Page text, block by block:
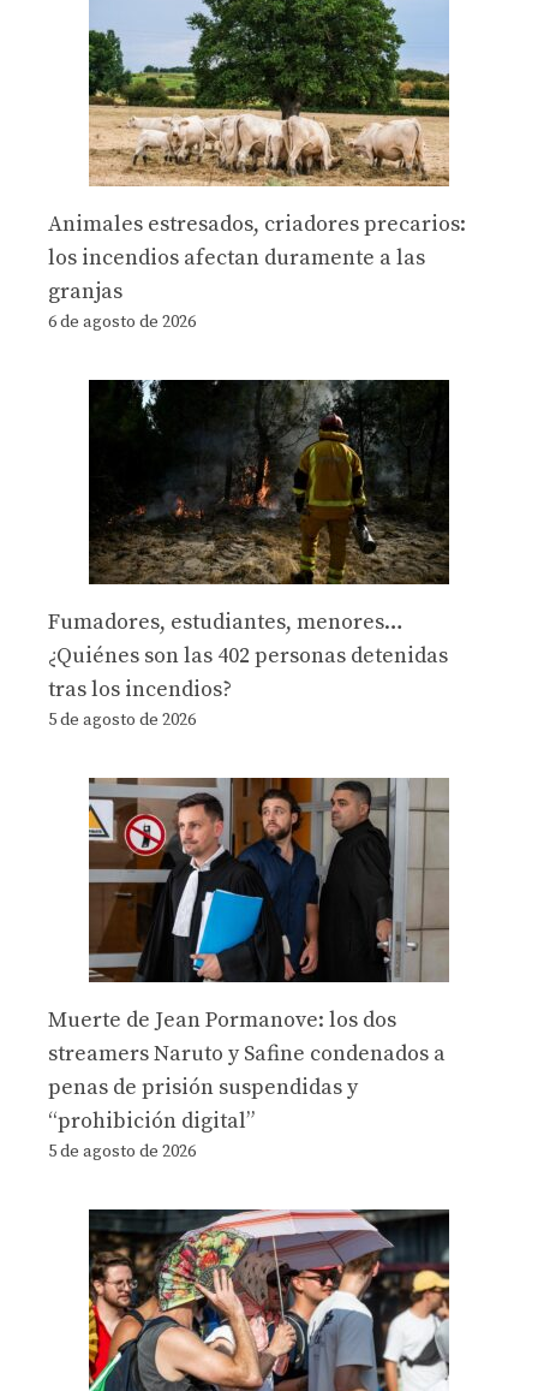
Animales estresados, criadores precarios:
los incendios afectan duramente a las
granjas
6 de agosto de 2026
Fumadores, estudiantes, menores…
¿Quiénes son las 402 personas detenidas
tras los incendios?
5 de agosto de 2026
Muerte de Jean Pormanove: los dos
streamers Naruto y Safine condenados a
penas de prisión suspendidas y
“prohibición digital”
5 de agosto de 2026